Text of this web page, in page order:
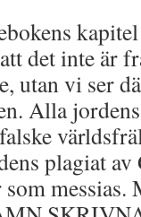
det inte är
utan vi ser
Alla
plagiat